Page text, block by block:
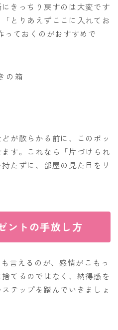
きっちり戻すのは大変です
とりあえずここに入れてお
っておくのがおすすめで
の箱
が散らかる前に、このボッ
す。これなら「片づけられ
たずに、部屋の見た目をリ
ントの手放し方
言えるのが、感情がこもっ
てるのではなく、納得感を
テップを踏んでいきましょ